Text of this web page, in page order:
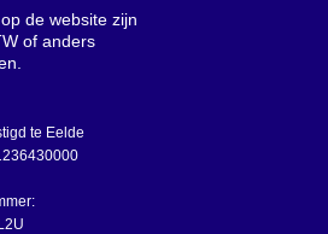
de website zijn
of anders
te Eelde